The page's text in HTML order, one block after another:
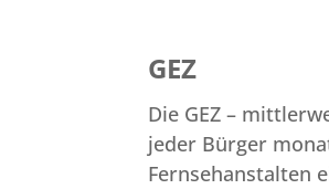
GEZ
Die GEZ –
jeder Bürger
Fernsehanstalten